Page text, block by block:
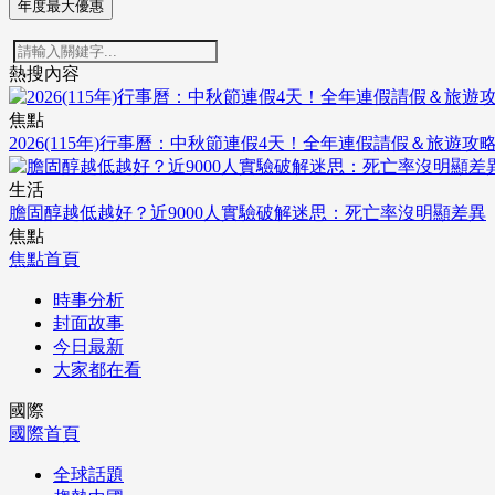
年度最大優惠
熱搜內容
焦點
2026(115年)行事曆：中秋節連假4天！全年連假請假＆旅遊攻
生活
膽固醇越低越好？近9000人實驗破解迷思：死亡率沒明顯差異
焦點
焦點首頁
時事分析
封面故事
今日最新
大家都在看
國際
國際首頁
全球話題